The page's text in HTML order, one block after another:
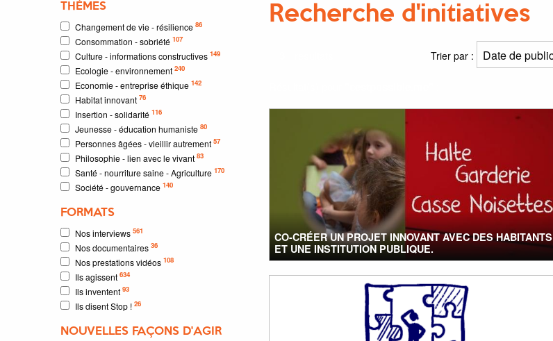
THÈMES
Changement de vie - résilience 86
Consommation - sobriété 107
Culture - informations constructives 149
Ecologie - environnement 240
Economie - entreprise éthique 142
Habitat innovant 76
Insertion - solidarité 116
Jeunesse - éducation humaniste 80
Personnes âgées - vieillir autrement 57
Philosophie - lien avec le vivant 83
Santé - nourriture saine - Agriculture 170
Société - gouvernance 140
FORMATS
Nos interviews 561
Nos documentaires 36
Nos prestations vidéos 108
Ils agissent 634
Ils inventent 93
Ils disent Stop ! 26
NOUVELLES FAÇONS D'AGIR
Recherche d'initiatives
Trier par :
CO-CRÉER UN PROJET INNOVANT AVEC DES HABITANTS
ET UNE INSTITUTION PUBLIQUE.